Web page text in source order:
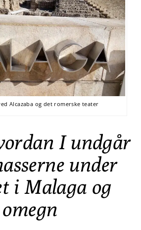
Alcazaba og det romerske teater
I undgår
under
i Malaga og
omegn